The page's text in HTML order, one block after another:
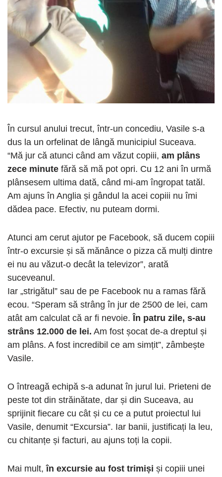
În cursul anului trecut, într-un concediu, Vasile s-a
dus la un orfelinat de lângă municipiul Suceava.
“Mă jur că atunci când am văzut copiii, am plâns
zece minute fără să mă pot opri. Cu 12 ani în urmă
plânsesem ultima dată, când mi-am îngropat tatăl.
Am ajuns în Anglia și gândul la acei copiii nu îmi
dădea pace. Efectiv, nu puteam dormi.
Atunci am cerut ajutor pe Facebook, să ducem copiii
într-o excursie și să mănânce o pizza că mulți dintre
ei nu au văzut-o decât la televizor”, arată
suceveanul.
Iar „strigătul” sau de pe Facebook nu a ramas fără
ecou. “Speram să strâng în jur de 2500 de lei, cam
atât am calculat că ar fi nevoie.În patru zile, s-au
strâns 12.000 de lei. Am fost șocat de-a dreptul și
am plâns. A fost incredibil ce am simțit”, zâmbește
Vasile.
O întreagă echipă s-a adunat în jurul lui. Prieteni de
peste tot din străinătate, dar și din Suceava, au
sprijinit fiecare cu cât și cu ce a putut proiectul lui
Vasile, denumit “Excursia”. Iar banii, justificați la leu,
cu chitanțe și facturi, au ajuns toți la copii.
Mai mult,în excursie au fost trimiși și copiii unei